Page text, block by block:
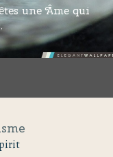
une Âme qui